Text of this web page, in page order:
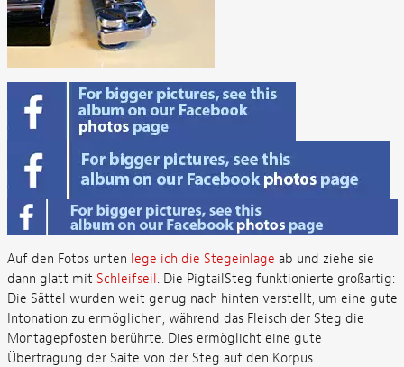
Auf den Fotos unten lege ich die Stegeinlage ab und ziehe sie
dann glatt mit Schleifseil. Die PigtailSteg funktionierte großartig:
Die Sättel wurden weit genug nach hinten verstellt, um eine gute
Intonation zu ermöglichen, während das Fleisch der Steg die
Montagepfosten berührte. Dies ermöglicht eine gute
Übertragung der Saite von der Steg auf den Korpus.